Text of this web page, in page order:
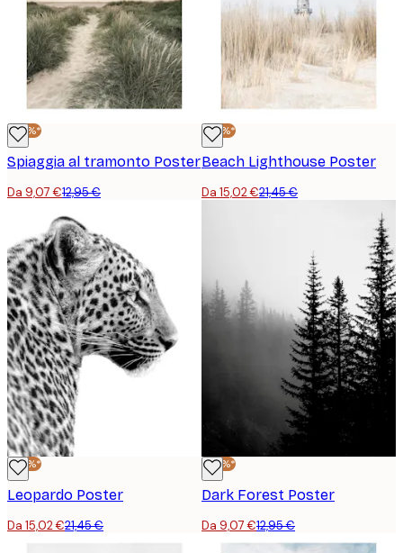
-30%*
Spiaggia al tramonto Poster
Da 9,07 €12,95 €
-30%*
Beach Lighthouse Poster
Da 15,02 €21,45 €
-30%*
Leopardo Poster
Da 15,02 €21,45 €
-30%*
Dark Forest Poster
Da 9,07 €12,95 €